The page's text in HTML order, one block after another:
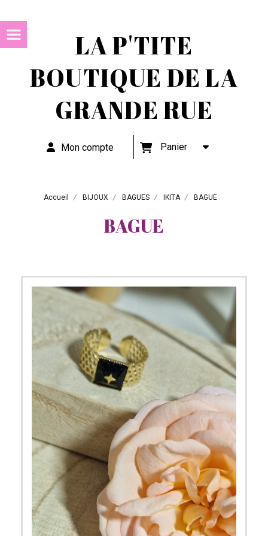
LA P'TITE
BOUTIQUE DE LA
GRANDE RUE
Mon compte Panier
Accueil BIJOUX BAGUES IKITA BAGUE
BAGUE